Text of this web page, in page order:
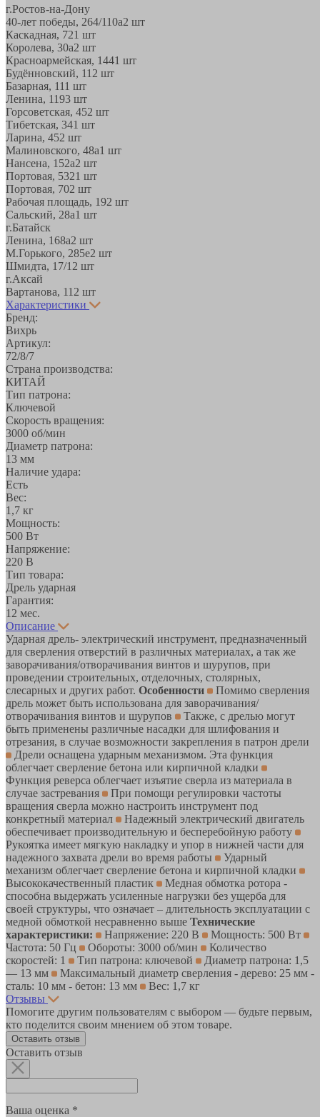
г.Ростов-на-Дону
40-лет победы, 264/110а2 шт
Каскадная, 721 шт
Королева, 30а2 шт
Красноармейская, 1441 шт
Будённовский, 11 2 шт
Базарная, 111 шт
Ленина, 1193 шт
Горсоветская, 452 шт
Тибетская, 341 шт
Ларина, 452 шт
Малиновского, 48а1 шт
Нансена, 152а2 шт
Портовая, 5321 шт
Портовая, 702 шт
Рабочая площадь, 192 шт
Сальский, 28a1 шт
г.Батайск
Ленина, 168а2 шт
М.Горького, 285е2 шт
Шмидта, 17/1 2 шт
г.Аксай
Вартанова, 11 2 шт
Характеристики
Бренд:
Вихрь
Артикул:
72/8/7
Страна производства:
КИТАЙ
Тип патрона:
Ключевой
Скорость вращения:
3000 об/мин
Диаметр патрона:
13 мм
Наличие удара:
Есть
Вес:
1,7 кг
Мощность:
500 Вт
Напряжение:
220 В
Тип товара:
Дрель ударная
Гарантия:
12 мес.
Описание
Ударная дрель- электрический инструмент, предназначенный
для сверления отверстий в различных материалах, а так же
заворачивания/отворачивания винтов и шурупов, при
проведении строительных, отделочных, столярных,
слесарных и других работ. Особенности
Помимо сверления
дрель может быть использована для заворачивания/
отворачивания винтов и шурупов
Также, с дрелью могут
быть применены различные насадки для шлифования и
отрезания, в случае возможности закрепления в патрон дрели
Дрели оснащена ударным механизмом. Эта функция
облегчает сверление бетона или кирпичной кладки
Функция реверса облегчает изъятие сверла из материала в
случае застревания
При помощи регулировки частоты
вращения сверла можно настроить инструмент под
конкретный материал
Надежный электрический двигатель
обеспечивает производительную и бесперебойную работу
Рукоятка имеет мягкую накладку и упор в нижней части для
надежного захвата дрели во время работы
Ударный
механизм облегчает сверление бетона и кирпичной кладки
Высококачественный пластик
Медная обмотка ротора -
способна выдержать усиленные нагрузки без ущерба для
своей структуры, что означает – длительность эксплуатации с
медной обмоткой несравненно выше Технические
характеристики:
Напряжение: 220 В
Мощность: 500 Вт
Частота: 50 Гц
Обороты: 3000 об/мин
Количество
скоростей: 1
Тип патрона: ключевой
Диаметр патрона: 1,5
— 13 мм
Максимальный диаметр сверления - дерево: 25 мм -
сталь: 10 мм - бетон: 13 мм
Вес: 1,7 кг
Отзывы
Помогите другим пользователям с выбором — будьте первым,
кто поделится своим мнением об этом товаре.
Оставить отзыв
Оставить отзыв
Ваша оценка *